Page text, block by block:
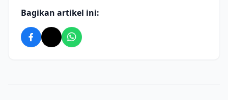
Bagikan artikel ini: